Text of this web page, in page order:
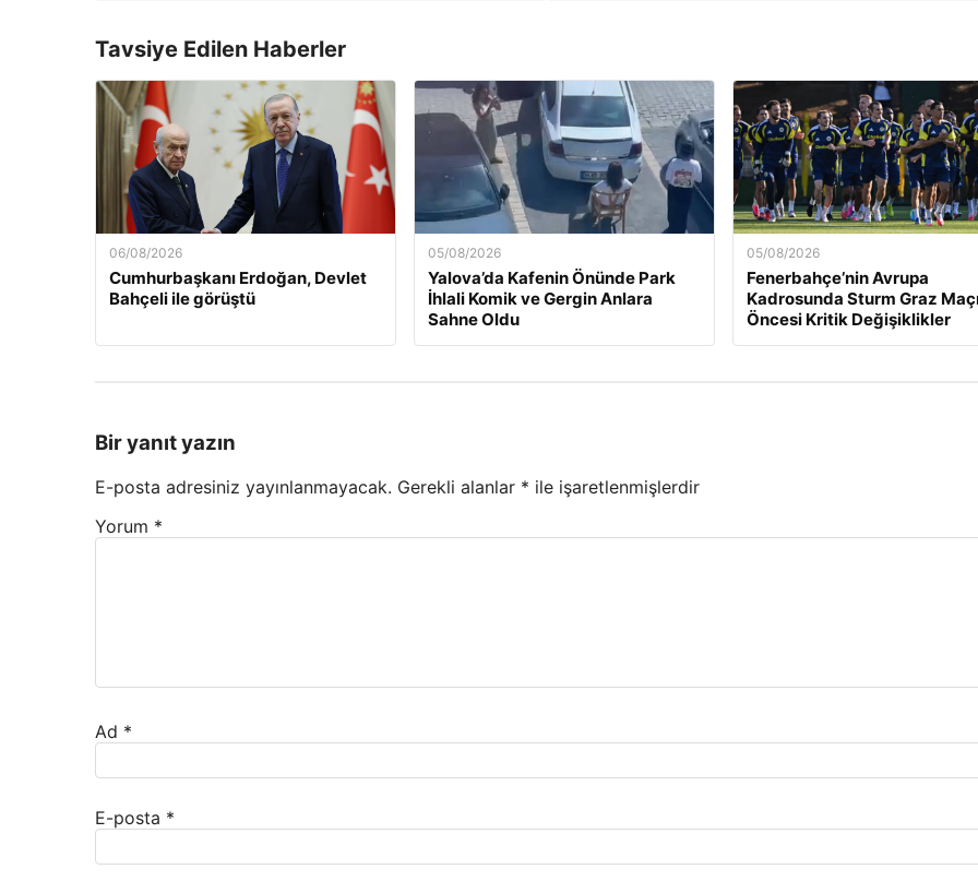
Tavsiye Edilen Haberler
06/08/2026
Cumhurbaşkanı Erdoğan, Devlet
Bahçeli ile görüştü
05/08/2026
Yalova’da Kafenin Önünde Park
İhlali Komik ve Gergin Anlara
Sahne Oldu
05/08/2026
Fenerbahçe’nin Avrupa
Kadrosunda Sturm Graz
Öncesi Kritik Değişiklikler
Bir yanıt yazın
E-posta adresiniz yayınlanmayacak. Gerekli alanlar * ile işaretlenmişlerdir
Yorum *
Ad *
E-posta *